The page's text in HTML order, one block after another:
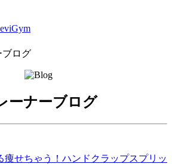
ブログ
ーナーブログ
痩せちゃう！ハンドクラップスプリッ